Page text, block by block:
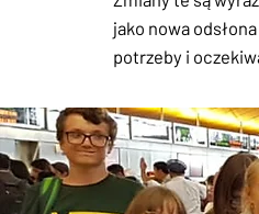
jako nowa
potrzeby i